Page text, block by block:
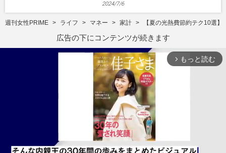
2024/7/6
週刊女性PRIME ライフ マネー 家計 【夏の光熱費節約テク10選
広告の下にコンテンツが続きます
arrow_forward_ios もっと読む